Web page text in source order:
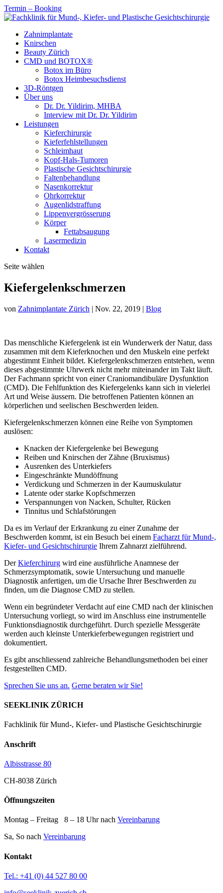
Termin – Booking
Zahnimplantate
Knirschen
Beauty Zürich
CMD und BOTOX®
Botox im Büro
Botox Heimbesuchsdienst
3D-Röntgen
Über uns
Dr. Dr. Yildirim, MHBA
Interview mit Dr. Dr. Yildirim
Leistungen
Kieferchirurgie
Kieferfehlstellungen
Schleimhaut
Kopf-Hals-Tumoren
Plastische Gesichtschirurgie
Faltenbehandlung
Nasenkorrektur
Ohrkorrektur
Augenlidstraffung
Lippenvergrösserung
Körper
Fettabsaugung
Lasermedizin
Kontakt
Seite wählen
Kiefergelenkschmerzen
von Zahnimplantate Zürich | Nov. 22, 2019 | Blog
Das menschliche Kiefergelenk ist ein Wunderwerk der Natur, dass
zusammen mit dem Kieferknochen und den Muskeln eine perfekt
abgestimmt Einheit bildet. Kiefergelenkschmerzen entstehen, wenn
dieses abgestimmte Uhrwerk nicht mehr miteinander im Takt läuft.
Der Fachmann spricht von einer Craniomandibuläre Dysfunktion
(CMD). Die Fehlfunktion des Kiefergelenks kann sich in vielerlei
Art und Weise äussern. Die betroffenen Patienten können an
körperlichen und seelischen Beschwerden leiden.
Kiefergelenkschmerzen können eine Reihe von Symptomen
auslösen:
Knacken der Kiefergelenke bei Bewegung
Reiben und Knirschen der Zähne (Bruxismus)
Ausrenken des Unterkiefers
Eingeschränkte Mundöffnung
Verdickung und Schmerzen in der Kaumuskulatur
Latente oder starke Kopfschmerzen
Verspannungen von Nacken, Schulter, Rücken
Tinnitus und Schlafstörungen
Da es im Verlauf der Erkrankung zu einer Zunahme der
Beschwerden kommt, ist ein Besuch bei einem Facharzt für Mund-,
Kiefer- und Gesichtschirurgie Ihrem Zahnarzt zielführend.
DerKieferchirurg wird eine ausführliche Anamnese der
Schmerzsymptomatik, sowie Untersuchung und manuelle
Diagnostik anfertigen, um die Ursache Ihrer Beschwerden zu
finden, um die Diagnose CMD zu stellen.
Wenn ein begründeter Verdacht auf eine CMD nach der klinischen
Untersuchung vorliegt, so wird im Anschluss eine instrumentelle
Funktionsdiagnostik durchgeführt. Durch spezielle Messgeräte
werden auch kleinste Unterkieferbewegungen registriert und
dokumentiert.
Es gibt anschliessend zahlreiche Behandlungsmethoden bei einer
festgestellten CMD.
Sprechen Sie uns an. Gerne beraten wir Sie!
SEEKLINIK ZÜRICH
Fachklinik für Mund-, Kiefer- und Plastische Gesichtschirurgie
Anschrift
Albisstrasse 80
CH-8038 Zürich
Öffnungszeiten
Montag – Freitag 8 – 18 Uhr nach Vereinbarung
Sa, So nach Vereinbarung
Kontakt
Tel.: +41 (0) 44 527 80 00